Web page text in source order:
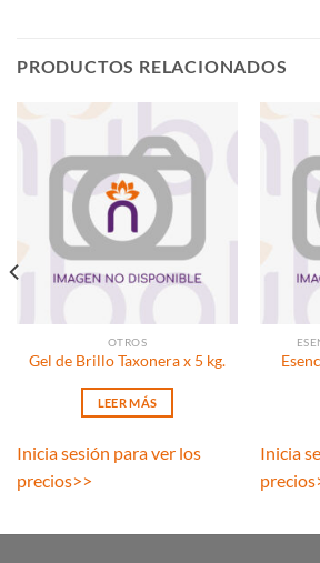
PRODUCTOS RELACIONADOS
OTROS
Gel de Brillo Taxonera x 5 kg.
LEER MÁS
Inicia sesión para ver los
precios>>
Inicia
precios